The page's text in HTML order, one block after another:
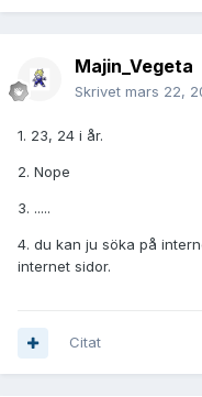
Majin_Vegeta
Skrivet mars 22,
1. 23, 24 i år.
2. Nope
3. .....
4. du kan ju söka på
internet sidor.
Citat